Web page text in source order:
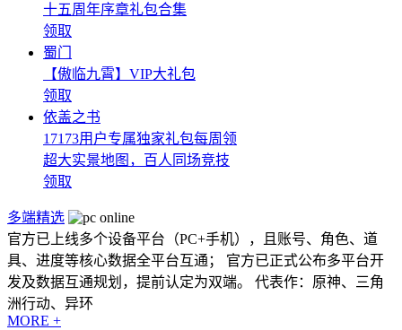
十五周年序章礼包合集
领取
蜀门
【傲临九霄】VIP大礼包
领取
依盖之书
17173用户专属独家礼包每周领
超大实景地图，百人同场竞技
领取
多端精选
官方已上线多个设备平台（PC+手机），且账号、角色、道
具、进度等核心数据全平台互通； 官方已正式公布多平台开
发及数据互通规划，提前认定为双端。 代表作：原神、三角
洲行动、异环
MORE +